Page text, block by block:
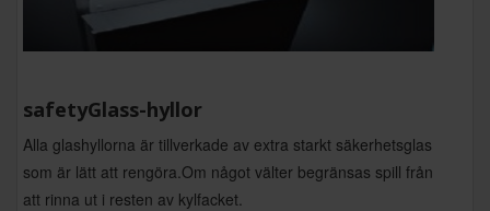
safetyGlass-hyllor
Alla glashyllorna är tillverkade av extra starkt säkerhetsglas
som är lätt att rengöra.Om något välter begränsas spill från
att rinna ut i resten av kylfacket.